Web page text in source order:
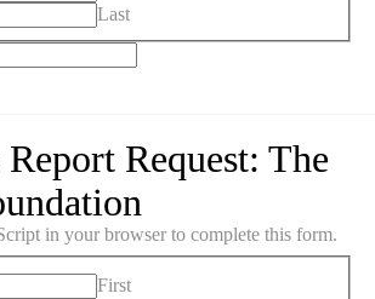
Last
Request: The
in your browser to complete this form.
First